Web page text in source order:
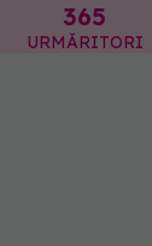
365
URMĂRITORI